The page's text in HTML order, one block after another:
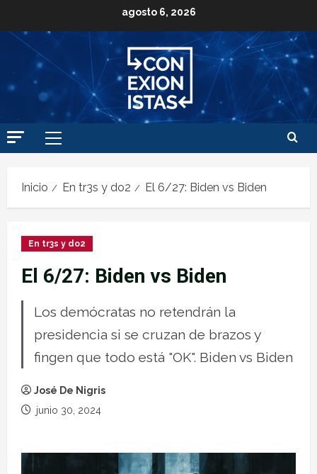
agosto 6, 2026
Inicio En tr3s y do2 El 6/27: Biden vs Biden
En tr3s y do2
El 6/27: Biden vs Biden
Los demócratas no retendrán la
presidencia si se cruzan de brazos y
fingen que todo está "OK". Biden vs Biden
José De Nigris
junio 30, 2024